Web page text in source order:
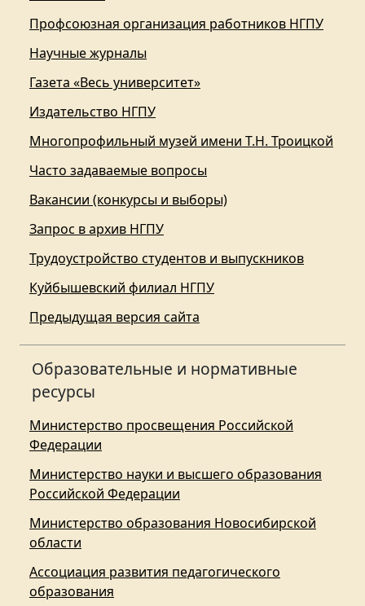
Профсоюзная организация работников НГПУ
Научные журналы
Газета «Весь университет»
Издательство НГПУ
Многопрофильный музей имени Т.Н. Троицкой
Часто задаваемые вопросы
Вакансии (конкурсы и выборы)
Запрос в архив НГПУ
Трудоустройство студентов и выпускников
Куйбышевский филиал НГПУ
Предыдущая версия сайта
Образовательные и нормативные
ресурсы
Министерство просвещения Российской
Федерации
Министерство науки и высшего образования
Российской Федерации
Министерство образования Новосибирской
области
Ассоциация развития педагогического
образования